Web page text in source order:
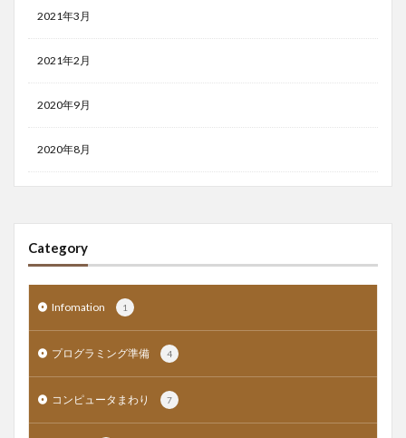
2021年3月
2021年2月
2020年9月
2020年8月
Category
Infomation 1
プログラミング準備 4
コンピュータまわり 7